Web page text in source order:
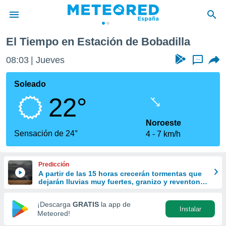
de
por
que se
calidad.
a este
las
y
forma
digital
basada
El Tiempo en Estación de Bobadilla
08:03 Jueves ...
Soleado
22°
Sensación de 24°
Noroeste
4
7 km/h
Predicción
A partir de las 15 horas crecerán tormentas que
dejarán lluvias muy fuertes, granizo y reventones
¡Descarga GRATIS la app de
Meteored!
Instalar